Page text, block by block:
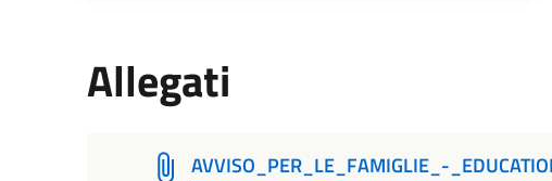
Allegati
AVVISO_PER_LE_FAMIGLIE_-